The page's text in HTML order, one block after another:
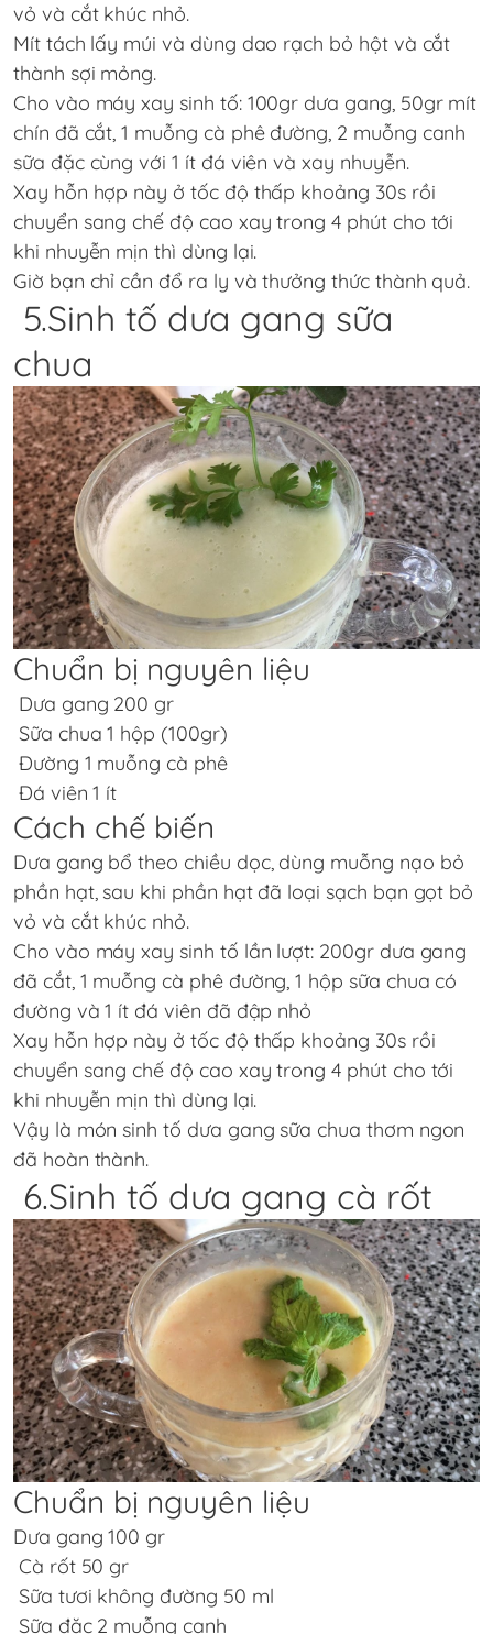
vỏ và cắt khúc nhỏ.
Mít tách lấy múi và dùng dao rạch bỏ hột và cắt
thành sợi mỏng.
Cho vào máy xay sinh tố: 100gr dưa gang, 50gr mít
chín đã cắt, 1 muỗng cà phê đường, 2 muỗng canh
sữa đặc cùng với 1 ít đá viên và xay nhuyễn.
Xay hỗn hợp này ở tốc độ thấp khoảng 30s rồi
chuyển sang chế độ cao xay trong 4 phút cho tới
khi nhuyễn mịn thì dùng lại.
Giờ bạn chỉ cần đổ ra ly và thưởng thức thành quả.
5.Sinh tố dưa gang sữa
chua
Chuẩn bị nguyên liệu
Dưa gang 200 gr
Sữa chua 1 hộp (100gr)
Đường 1 muỗng cà phê
Đá viên 1 ít
Cách chế biến
Dưa gang bổ theo chiều dọc, dùng muỗng nạo bỏ
phần hạt, sau khi phần hạt đã loại sạch bạn gọt bỏ
vỏ và cắt khúc nhỏ.
Cho vào máy xay sinh tố lần lượt: 200gr dưa gang
đã cắt, 1 muỗng cà phê đường, 1 hộp sữa chua có
đường và 1 ít đá viên đã đập nhỏ
Xay hỗn hợp này ở tốc độ thấp khoảng 30s rồi
chuyển sang chế độ cao xay trong 4 phút cho tới
khi nhuyễn mịn thì dùng lại.
Vậy là món sinh tố dưa gang sữa chua thơm ngon
đã hoàn thành.
6.Sinh tố dưa gang cà rốt
Chuẩn bị nguyên liệu
Dưa gang 100 gr
Cà rốt 50 gr
Sữa tươi không đường 50 ml
Sữa đặc 2 muỗng canh